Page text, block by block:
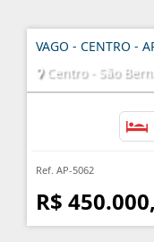
VAGO - CENTRO -
Centro - São
Ref. AP-5062
R$